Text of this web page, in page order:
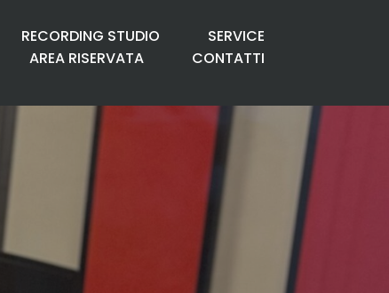
RECORDING STUDIO
SERVICE
AREA RISERVATA CONTATTI